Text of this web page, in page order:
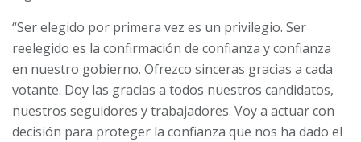
“Ser elegido por primera vez es un privilegio. Ser
reelegido es la confirmación de confianza y confianza
en nuestro gobierno. Ofrezco sinceras gracias a cada
votante. Doy las gracias a todos nuestros candidatos,
nuestros seguidores y trabajadores. Voy a actuar con
decisión para proteger la confianza que nos ha dado el